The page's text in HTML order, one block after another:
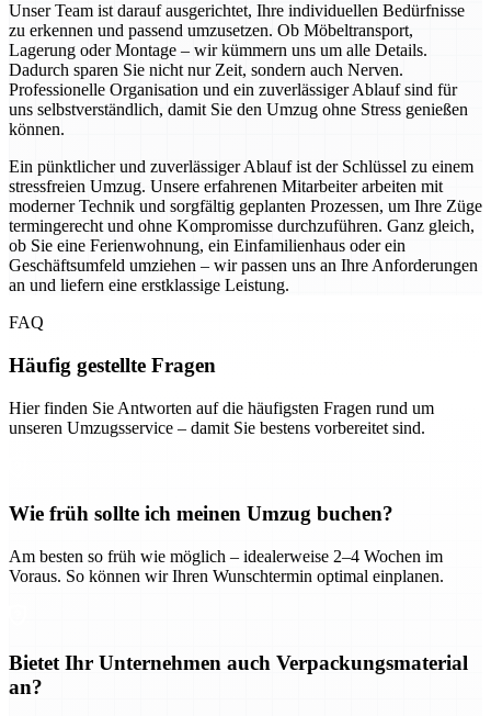
Unser Team ist darauf ausgerichtet, Ihre individuellen Bedürfnisse
zu erkennen und passend umzusetzen. Ob Möbeltransport,
Lagerung oder Montage – wir kümmern uns um alle Details.
Dadurch sparen Sie nicht nur Zeit, sondern auch Nerven.
Professionelle Organisation und ein zuverlässiger Ablauf sind für
uns selbstverständlich, damit Sie den Umzug ohne Stress genießen
können.
Ein pünktlicher und zuverlässiger Ablauf ist der Schlüssel zu einem
stressfreien Umzug. Unsere erfahrenen Mitarbeiter arbeiten mit
moderner Technik und sorgfältig geplanten Prozessen, um Ihre Züge
termingerecht und ohne Kompromisse durchzuführen. Ganz gleich,
ob Sie eine Ferienwohnung, ein Einfamilienhaus oder ein
Geschäftsumfeld umziehen – wir passen uns an Ihre Anforderungen
an und liefern eine erstklassige Leistung.
FAQ
Häufig gestellte Fragen
Hier finden Sie Antworten auf die häufigsten Fragen rund um
unseren Umzugsservice – damit Sie bestens vorbereitet sind.
Wie früh sollte ich meinen Umzug buchen?
Am besten so früh wie möglich – idealerweise 2–4 Wochen im
Voraus. So können wir Ihren Wunschtermin optimal einplanen.
Bietet Ihr Unternehmen auch Verpackungsmaterial
an?